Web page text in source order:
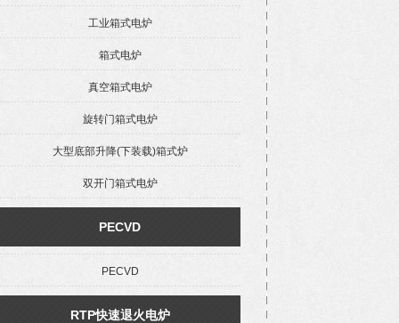
工业箱式电炉
箱式电炉
真空箱式电炉
旋转门箱式电炉
大型底部升降(下装载)箱式炉
双开门箱式电炉
PECVD
PECVD
RTP快速退火电炉